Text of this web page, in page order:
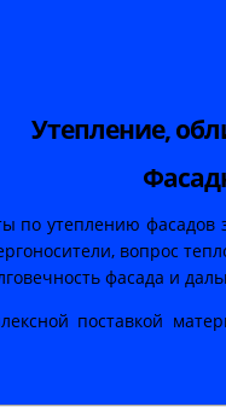
Утепление,
по утеплению
вопрос
фасада и
поставкой